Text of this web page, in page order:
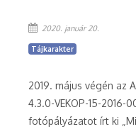
2020. január 20.
Tájkarakter
2019. május végén az
4.3.0-VEKOP-15-2016-
fotópályázatot írt ki